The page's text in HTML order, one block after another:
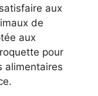
aux
de
aux
pour
alimentaires